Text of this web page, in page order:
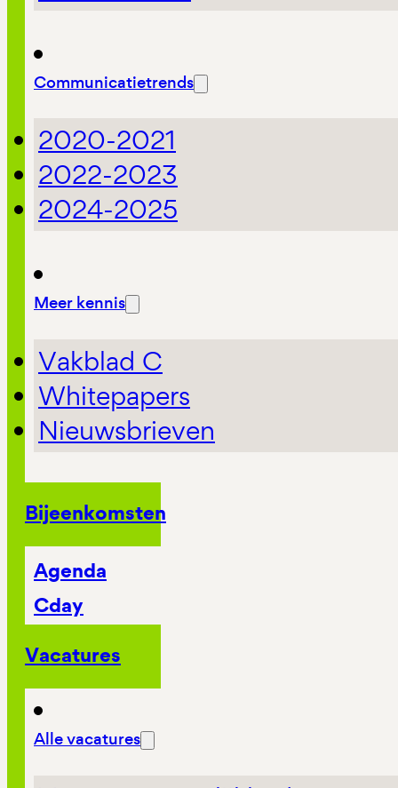
Communicatietrends
2020-2021
2022-2023
2024-2025
Meer kennis
Vakblad C
Whitepapers
Nieuwsbrieven
Bijeenkomsten
Agenda
Cday
Vacatures
Alle vacatures